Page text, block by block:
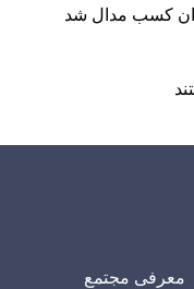
کسب مدال شد
معرفی مجتمع